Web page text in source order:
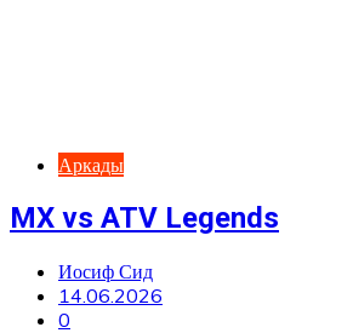
Аркады
MX vs ATV Legends
Иосиф Сид
14.06.2026
0